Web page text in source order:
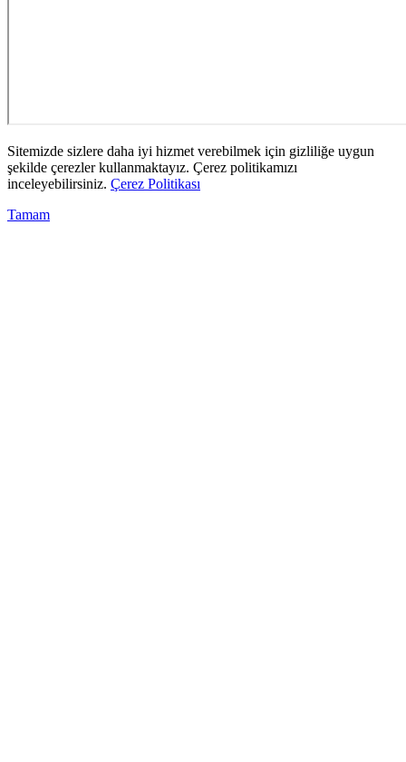
Sitemizde sizlere daha iyi hizmet verebilmek için gizliliğe uygun
şekilde çerezler kullanmaktayız. Çerez politikamızı
inceleyebilirsiniz. Çerez Politikası
Tamam